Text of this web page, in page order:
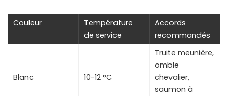
Couleur
Température
de service
Accords
recommandés
Blanc 10-12 °C
Truite meunière,
omble
chevalier,
saumon à